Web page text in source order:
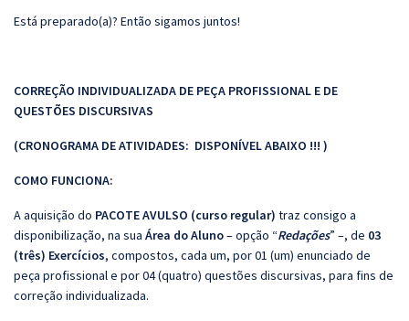
Está preparado(a)? Então sigamos juntos!
CORREÇÃO INDIVIDUALIZADA DE PEÇA PROFISSIONAL E DE
QUESTÕES DISCURSIVAS
(CRONOGRAMA DE ATIVIDADES: DISPONÍVEL ABAIXO !!! )
COMO FUNCIONA:
A aquisição do PACOTE AVULSO (curso regular) traz consigo a
disponibilização, na sua Área do Aluno– opção “Redações” –, de 03
(três) Exercícios, compostos, cada um, por 01 (um) enunciado de
peça profissional e por 04 (quatro) questões discursivas, para fins de
correção individualizada.